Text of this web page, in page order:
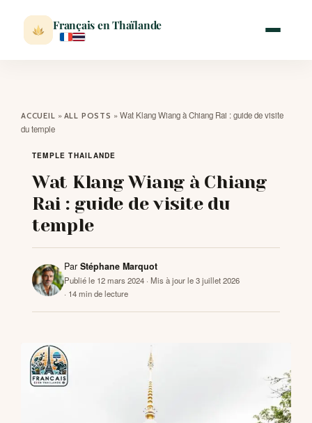
Français en Thaïlande
VISITER
MÉTÉO
EXPATRIATION
BLOG
CONTACTS
ACCUEIL » ALL POSTS » Wat Klang Wiang à Chiang Rai : guide de visite
du temple
TEMPLE THAILANDE
Wat Klang Wiang à Chiang
Rai : guide de visite du
temple
Par Stéphane Marquot
Publié le 12 mars 2024 · Mis à jour le 3 juillet 2026
· 14 min de lecture